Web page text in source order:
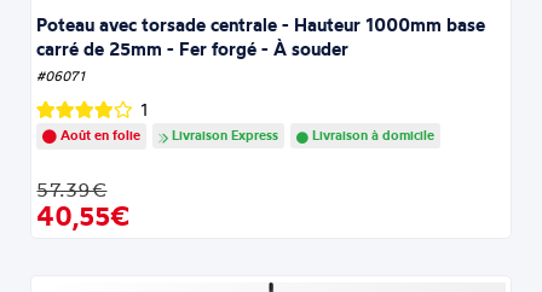
Poteau avec torsade centrale - Hauteur 1000mm base
carré de 25mm - Fer forgé - À souder
#06071
1
Août en folie Livraison Express Livraison à domicile
57.39€
40,55€